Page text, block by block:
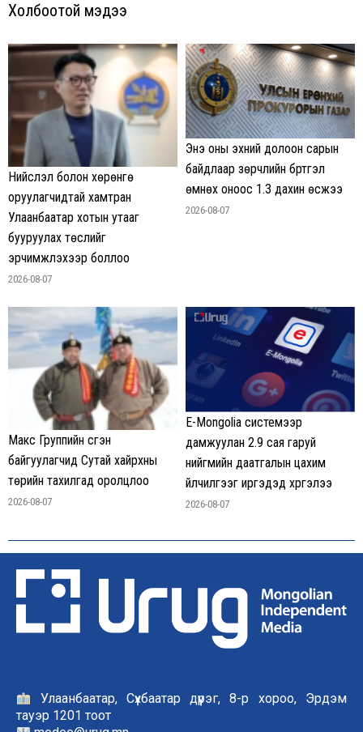
Холбоотой мэдээ
Нийслэл болон хөрөнгө
оруулагчидтай хамтран
Улаанбаатар хотын утааг
бууруулах төслийг
эрчимжүүлэхээр боллоо
2026-08-07
Энэ оны эхний долоон сарын
байдлаар зөрчлийн бүртгэл
өмнөх оноос 1.3 дахин өсжээ
2026-08-07
Макс Группийн үүсгэн
байгуулагчид Сутай хайрхны
төрийн тахилгад оролцлоо
2026-08-07
E-Mongolia системээр
дамжуулан 2.9 сая гаруй
нийгмийн даатгалын цахим
үйлчилгээг иргэдэд хүргэлээ
2026-08-07
Улаанбаатар, Сүхбаатар дүүрэг, 8-р хороо, Эрдэм
тауэр 1201 тоот